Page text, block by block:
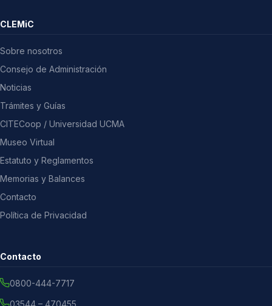
CLEMiC
Sobre nosotros
Consejo de Administración
Noticias
Trámites y Guías
CITECoop / Universidad UCMA
Museo Virtual
Estatuto y Reglamentos
Memorias y Balances
Contacto
Política de Privacidad
Contacto
0800-444-7717
03544 – 470455